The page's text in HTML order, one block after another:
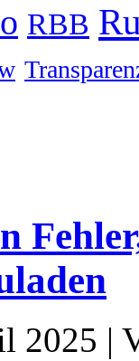
RBB
2025 |